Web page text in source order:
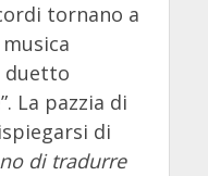
tornano a
duetto
La pazzia di
di
di tradurre